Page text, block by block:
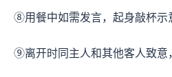
⑧用餐中如需发言，起身敲杯示
⑨离开时同主人和其他客人致意